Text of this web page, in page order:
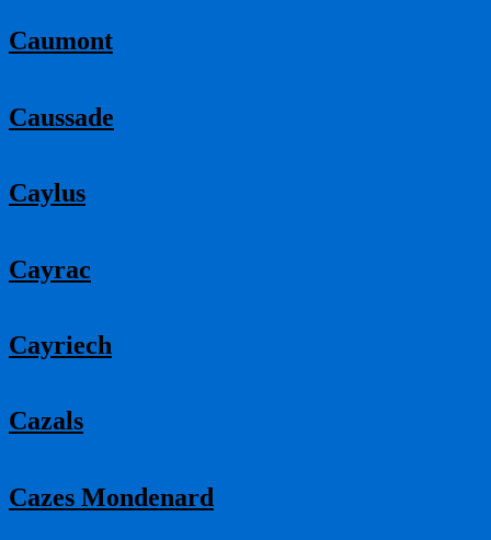
Caumont
Caussade
Caylus
Cayrac
Cayriech
Cazals
Cazes Mondenard